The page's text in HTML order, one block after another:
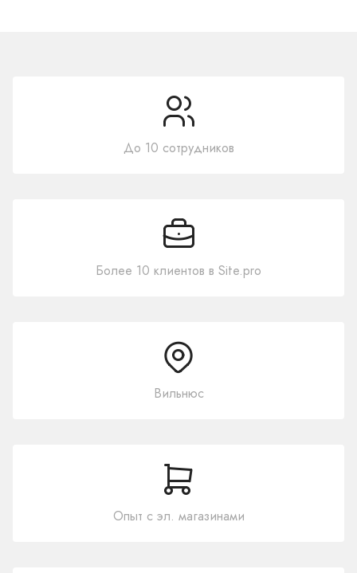
До 10 сотрудников
Более 10 клиентов в Site.pro
Вильнюс
Опыт с эл. магазинами